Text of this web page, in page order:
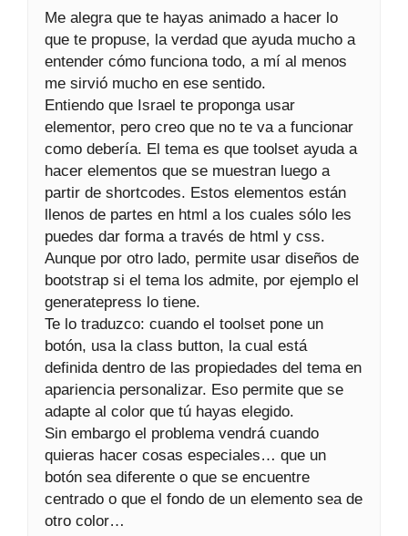
Me alegra que te hayas animado a hacer lo
que te propuse, la verdad que ayuda mucho a
entender cómo funciona todo, a mí al menos
me sirvió mucho en ese sentido.
Entiendo que Israel te proponga usar
elementor, pero creo que no te va a funcionar
como debería. El tema es que toolset ayuda a
hacer elementos que se muestran luego a
partir de shortcodes. Estos elementos están
llenos de partes en html a los cuales sólo les
puedes dar forma a través de html y css.
Aunque por otro lado, permite usar diseños de
bootstrap si el tema los admite, por ejemplo el
generatepress lo tiene.
Te lo traduzco: cuando el toolset pone un
botón, usa la class button, la cual está
definida dentro de las propiedades del tema en
apariencia personalizar. Eso permite que se
adapte al color que tú hayas elegido.
Sin embargo el problema vendrá cuando
quieras hacer cosas especiales… que un
botón sea diferente o que se encuentre
centrado o que el fondo de un elemento sea de
otro color…